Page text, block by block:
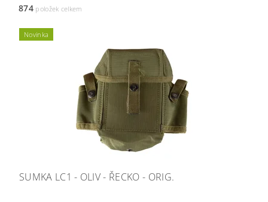
874položek celkem
Novinka
SUMKA LC1 - OLIV - ŘECKO - ORIG.